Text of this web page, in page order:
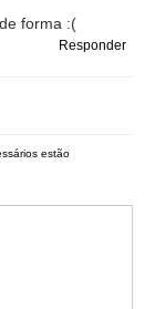
forma :(
Responder
estão